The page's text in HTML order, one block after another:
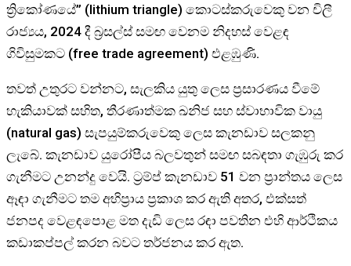
ත්‍රිකෝණයේ” (lithium triangle) කොටස්කරුවෙකු වන චිලී
රාජ්‍යය, 2024 දී බ්‍රසල්ස් සමඟ වෙනම නිදහස් වෙළඳ
ගිවිසුමකට (free trade agreement) එළඹුණි.
තවත් උතුරට වන්නට, සැලකිය යුතු ලෙස ප්‍රසාරණය වීමේ
හැකියාවක් සහිත, තීරණාත්මක ඛනිජ සහ ස්වාභාවික වායු
(natural gas) සැපයුම්කරුවෙකු ලෙස කැනඩාව සලකනු
ලැබේ. කැනඩාව යුරෝපීය බලවතුන් සමඟ සබඳතා ගැඹුරු කර
ගැනීමට උනන්දු වෙයි. ට්‍රම්ප් කැනඩාව 51 වන ප්‍රාන්තය ලෙස
ඈඳා ගැනීමට තම අභිප්‍රාය ප්‍රකාශ කර ඇති අතර, එක්සත්
ජනපද වෙළඳපොළ මත දැඩි ලෙස රඳා පවතින එහි ආර්ථිකය
කඩාකප්පල් කරන බවට තර්ජනය කර ඇත.